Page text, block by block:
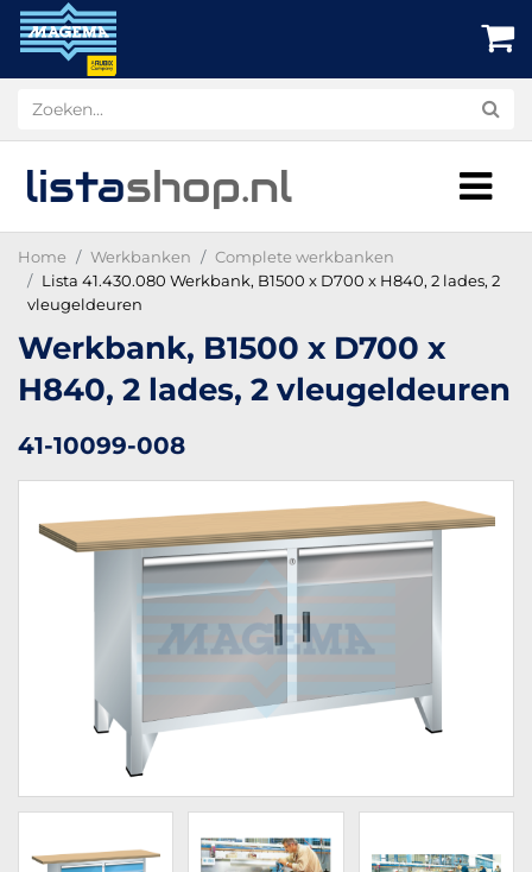
listashop.nl
Home Werkbanken
Complete werkbanken
Lista 41.430.080 Werkbank, B1500 x D700 x H840, 2 lades, 2
vleugeldeuren
Werkbank, B1500 x D700 x
H840, 2 lades, 2 vleugeldeuren
41-10099-008